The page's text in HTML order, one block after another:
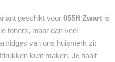
geschikt voor 055H Zwart is
toners, maar dan veel
van ons huismerk zit
kunt maken. Je haalt